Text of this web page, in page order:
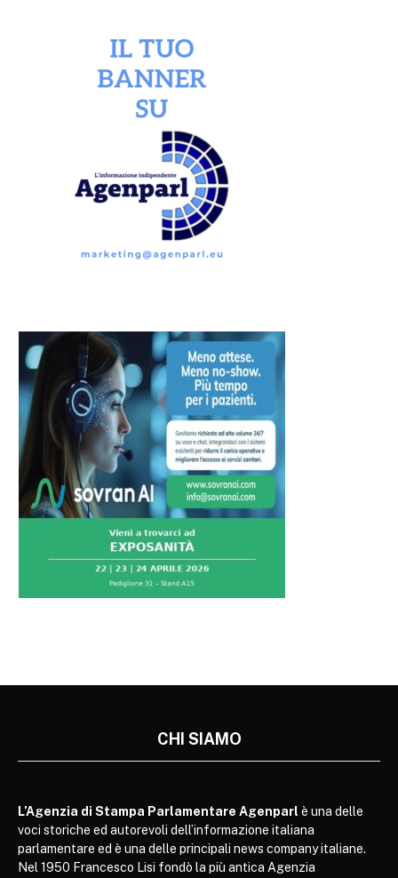
CHI SIAMO
L’Agenzia di Stampa Parlamentare Agenparl è una delle
voci storiche ed autorevoli dell’informazione italiana
parlamentare ed è una delle principali news company italiane.
Nel 1950 Francesco Lisi fondò la più antica Agenzia